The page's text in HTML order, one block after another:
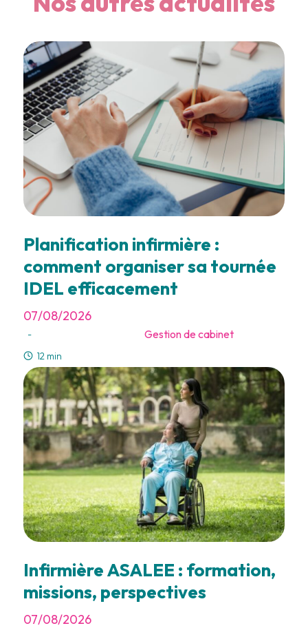
Planification infirmière :
comment organiser sa tournée
IDEL efficacement
07/08/2026
- Gestion de cabinet
12 min
Infirmière ASALEE : formation,
missions, perspectives
07/08/2026